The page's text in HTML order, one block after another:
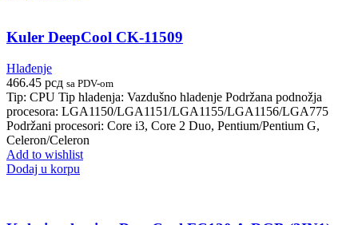
Kuler DeepCool CK-11509
Hlađenje
466.45 рсд sa PDV-om
Tip: CPU Tip hladenja: Vazdušno hladenje Podržana podnožja
procesora: LGA1150/LGA1151/LGA1155/LGA1156/LGA775
Podržani procesori: Core i3, Core 2 Duo, Pentium/Pentium G,
Celeron/Celeron
Add to wishlist
Dodaj u korpu